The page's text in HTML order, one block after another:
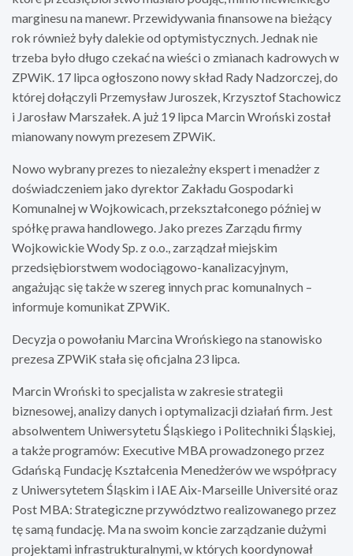
marginesu na manewr. Przewidywania finansowe na bieżący
rok również były dalekie od optymistycznych. Jednak nie
trzeba było długo czekać na wieści o zmianach kadrowych w
ZPWiK. 17 lipca ogłoszono nowy skład Rady Nadzorczej, do
której dołączyli Przemysław Juroszek, Krzysztof Stachowicz
i Jarosław Marszałek. A już 19 lipca Marcin Wroński został
mianowany nowym prezesem ZPWiK.
Nowo wybrany prezes to niezależny ekspert i menadżer z
doświadczeniem jako dyrektor Zakładu Gospodarki
Komunalnej w Wojkowicach, przekształconego później w
spółkę prawa handlowego. Jako prezes Zarządu firmy
Wojkowickie Wody Sp. z o.o., zarządzał miejskim
przedsiębiorstwem wodociągowo-kanalizacyjnym,
angażując się także w szereg innych prac komunalnych –
informuje komunikat ZPWiK.
Decyzja o powołaniu Marcina Wrońskiego na stanowisko
prezesa ZPWiK stała się oficjalna 23 lipca.
Marcin Wroński to specjalista w zakresie strategii
biznesowej, analizy danych i optymalizacji działań firm. Jest
absolwentem Uniwersytetu Śląskiego i Politechniki Śląskiej,
a także programów: Executive MBA prowadzonego przez
Gdańską Fundację Kształcenia Menedżerów we współpracy
z Uniwersytetem Śląskim i IAE Aix-Marseille Université oraz
Post MBA: Strategiczne przywództwo realizowanego przez
tę samą fundację. Ma na swoim koncie zarządzanie dużymi
projektami infrastrukturalnymi, w których koordynował